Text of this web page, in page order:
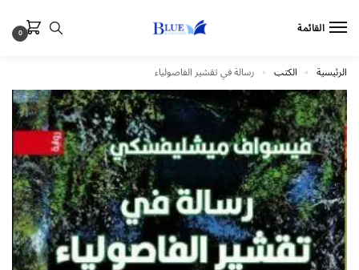
القائمة 0
الرئيسية » الكتب » رسالة في تقشير الفاصولياء